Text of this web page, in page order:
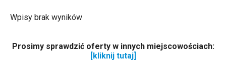
Wpisy brak wyników
Prosimy sprawdzić oferty w innych miejscowościach:
[kliknij tutaj]